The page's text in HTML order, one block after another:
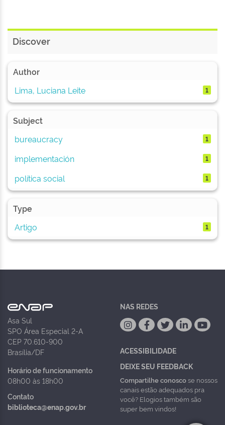
Discover
Author
Lima, Luciana Leite
1
Subject
bureaucracy
1
implementación 1
política social 1
Type
Artigo
1
Asa Sul
SPO Área Especial 2-A
CEP 70.610-900
Brasília/DF
Horário de funcionamento
08h00 às 18h00
Contato
biblioteca@enap.gov.br
NAS REDES
ACESSIBILIDADE
DEIXE SEU FEEDBACK
Compartilhe conoscose nossos
canais estão adequados pra
você? Elogios também são
super bem vindos!